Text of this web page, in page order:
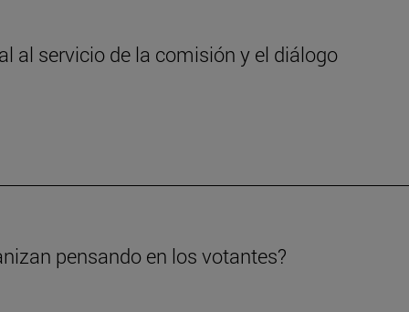
al servicio de la comisión y el diálogo
pensando en los votantes?